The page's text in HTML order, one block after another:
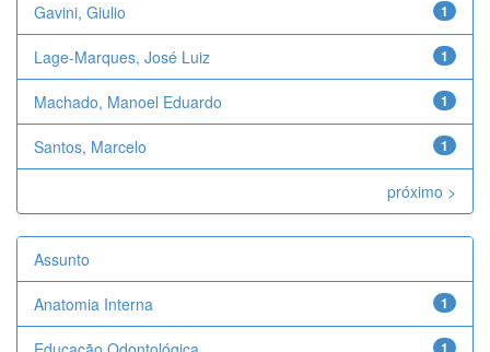
1
Gavini, Giulio
1
Lage-Marques, José Luiz
1
Machado, Manoel Eduardo
1
Santos, Marcelo
próximo >
Assunto
1
Anatomia Interna
1